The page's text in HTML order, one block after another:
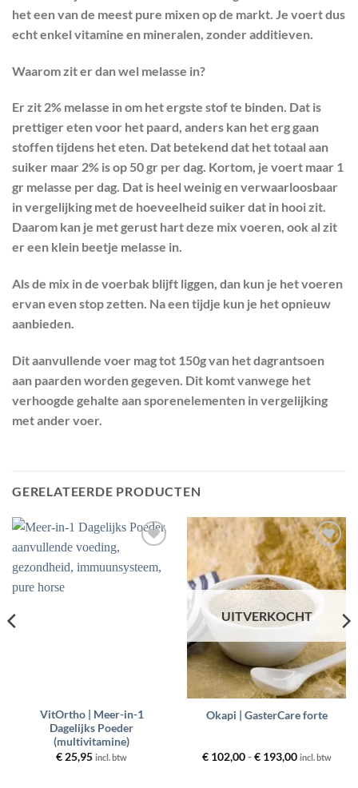
het een van de meest pure mixen op de markt. Je voert dus
echt enkel vitamine en mineralen, zonder additieven.
Waarom zit er dan wel melasse in?
Er zit 2% melasse in om het ergste stof te binden. Dat is
prettiger eten voor het paard, anders kan het erg gaan
stoffen tijdens het eten. Dat betekend dat het totaal aan
suiker maar 2% is op 50 gr per dag. Kortom, je voert maar 1
gr melasse per dag. Dat is heel weinig en verwaarloosbaar
in vergelijking met de hoeveelheid suiker dat in hooi zit.
Daarom kan je met gerust hart deze mix voeren, ook al zit
er een klein beetje melasse in.
Als de mix in de voerbak blijft liggen, dan kun je het voeren
ervan even stop zetten. Na een tijdje kun je het opnieuw
aanbieden.
Dit aanvullende voer mag tot 150g van het dagrantsoen
aan paarden worden gegeven. Dit komt vanwege het
verhoogde gehalte aan sporenelementen in vergelijking
met ander voer.
GERELATEERDE PRODUCTEN
aan
VitOrtho | Meer-in-1
Dagelijks Poeder
(multivitamine)
€ 25,95 incl. btw
Toevoegen
aan
wenslijst
UITVERKOCHT
Okapi | GasterCare forte
€102,00 - €193,00Prijsklasse:
incl. btw